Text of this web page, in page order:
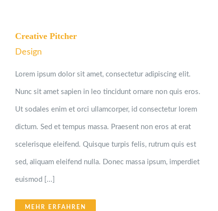
Creative Pitcher
Design
Lorem ipsum dolor sit amet, consectetur adipiscing elit.
Nunc sit amet sapien in leo tincidunt ornare non quis eros.
Ut sodales enim et orci ullamcorper, id consectetur lorem
dictum. Sed et tempus massa. Praesent non eros at erat
scelerisque eleifend. Quisque turpis felis, rutrum quis est
sed, aliquam eleifend nulla. Donec massa ipsum, imperdiet
euismod [...]
MEHR ERFAHREN